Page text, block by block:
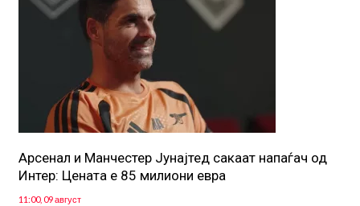
Арсенал и Манчестер Јунајтед сакаат напаѓач од
Интер: Цената е 85 милиони евра
11:00, 09 август